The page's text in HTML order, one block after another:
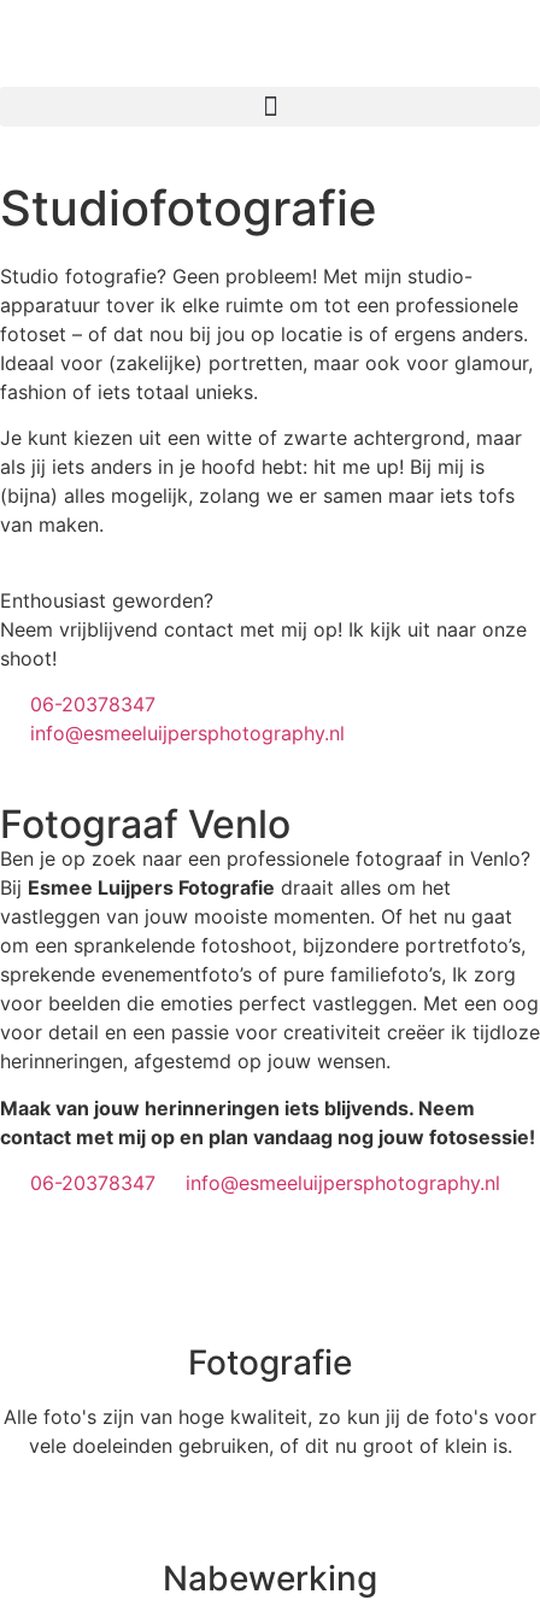
Studiofotografie
Studio fotografie? Geen probleem! Met mijn studio-
apparatuur tover ik elke ruimte om tot een professionele
fotoset – of dat nou bij jou op locatie is of ergens anders.
Ideaal voor (zakelijke) portretten, maar ook voor glamour,
fashion of iets totaal unieks.
Je kunt kiezen uit een witte of zwarte achtergrond, maar
als jij iets anders in je hoofd hebt: hit me up! Bij mij is
(bijna) alles mogelijk, zolang we er samen maar iets tofs
van maken.
Enthousiast geworden?
Neem vrijblijvend contact met mij op! Ik kijk uit naar onze
shoot!
06-20378347
info@esmeeluijpersphotography.nl
Fotograaf Venlo
Ben je op zoek naar een professionele fotograaf in Venlo?
Bij Esmee Luijpers Fotografie draait alles om het
vastleggen van jouw mooiste momenten. Of het nu gaat
om een sprankelende fotoshoot, bijzondere portretfoto’s,
sprekende evenementfoto’s of pure familiefoto’s, Ik zorg
voor beelden die emoties perfect vastleggen. Met een oog
voor detail en een passie voor creativiteit creëer ik tijdloze
herinneringen, afgestemd op jouw wensen.
Maak van jouw herinneringen iets blijvends. Neem
contact met mij op en plan vandaag nog jouw fotosessie!
06-20378347
info@esmeeluijpersphotography.nl
Fotografie
Alle foto's zijn van hoge kwaliteit, zo kun jij de foto's voor
vele doeleinden gebruiken, of dit nu groot of klein is.
Nabewerking